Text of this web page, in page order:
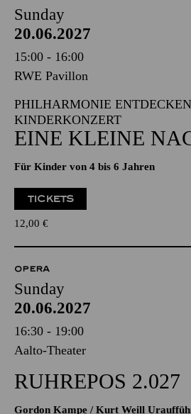
Sunday
20.06.2027
15:00 - 16:00
RWE Pavillon
PHILHARMONIE ENTDECKEN
KINDERKONZERT
EINE KLEINE
Für Kinder von 4 bis 6 Jahren
TICKETS
12,00 €
OPERA
Sunday
20.06.2027
16:30 - 19:00
Aalto-Theater
RUHREPOS 2.027
Gordon Kampe / Kurt Weill